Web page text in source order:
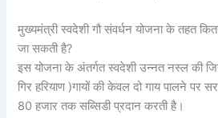
मुख्यमंत्री स्वदेशी गौ संवर्धन योजना के तहत
जा सकती है?
इस योजना के अंतर्गत स्वदेशी उन्नत नस्ल की
गिर हरियाण )गायों की केवल दो गाय पालने पर
80 हजार तक सब्सिडी प्रदान करती है।